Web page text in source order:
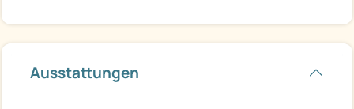
Ausstattungen